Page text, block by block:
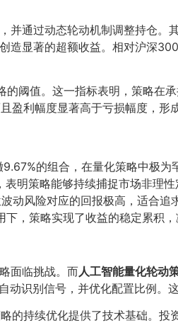
并通过动态轮动机制调整持仓。
造显著的超额收益。相对沪深
的阈值。这一指标表明，策略在
盈利幅度显著高于亏损幅度，形
9.67%的组合，在量化策略中极
明策略能够持续捕捉市场非理性
动风险对应的回报极高，适合追
，策略实现了收益的稳定累积，
面临挑战。而人工智能量化轮动
识别信号，并优化配置比例。
的持续优化提供了技术基础。投